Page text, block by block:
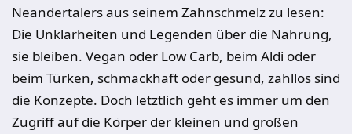
Neandertalers aus seinem Zahnschmelz zu lesen:
Die Unklarheiten und Legenden über die Nahrung,
sie bleiben. Vegan oder Low Carb, beim Aldi oder
beim Türken, schmackhaft oder gesund, zahllos sind
die Konzepte. Doch letztlich geht es immer um den
Zugriff auf die Körper der kleinen und großen